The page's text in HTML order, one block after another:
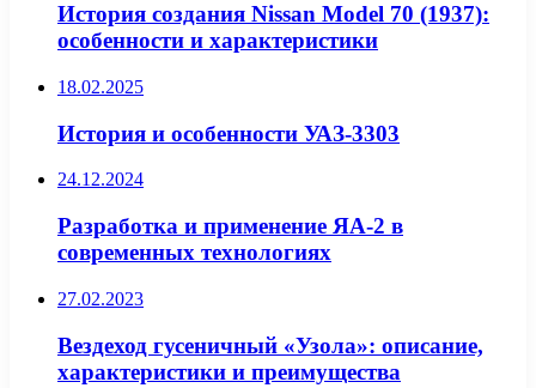
История создания Nissan Model 70 (1937):
особенности и характеристики
18.02.2025
История и особенности УАЗ-3303
24.12.2024
Разработка и применение ЯА-2 в
современных технологиях
27.02.2023
Вездеход гусеничный «Узола»: описание,
характеристики и преимущества